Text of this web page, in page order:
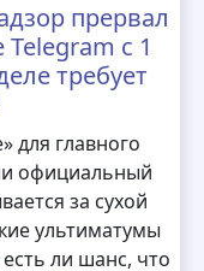
прервал
с 1
требует
для главного
официальный
за сухой
ультиматумы
ли шанс, что